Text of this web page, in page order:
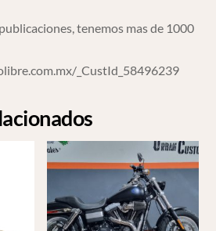
tenemos mas de 1000
_CustId_58496239